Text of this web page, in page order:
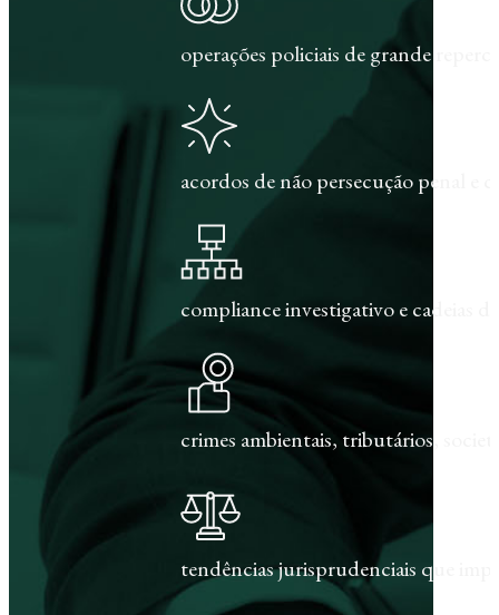
operações policiais de grande
acordos de não persecução penal e
compliance investigativo e cadeias
crimes ambientais, tributários,
tendências jurisprudenciais que